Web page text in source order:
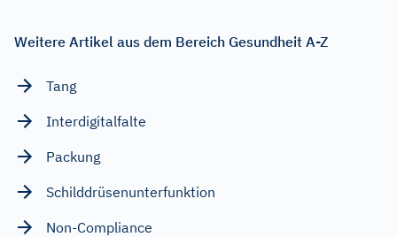
Weitere Artikel aus dem Bereich Gesundheit A-Z
Tang
Interdigitalfalte
Packung
Schilddrüsenunterfunktion
Non-Compliance